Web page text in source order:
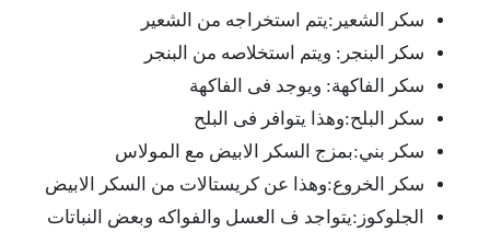
سكر الشعير:يتم استخراجه من الشعير
سكر البنجر: ويتم استخلاصه من البنجر
سكر الفاكهة: ويوجد فى الفاكهة
سكر البلح:وهذا يتوافر فى البلح
سكر بني:بمزج السكر الابيض مع المولاس
سكر الخروع:وهذا عن كريستالات من السكر الابيض
الجلوكوز:يتواجد ف العسل والفواكه وبعض النباتات